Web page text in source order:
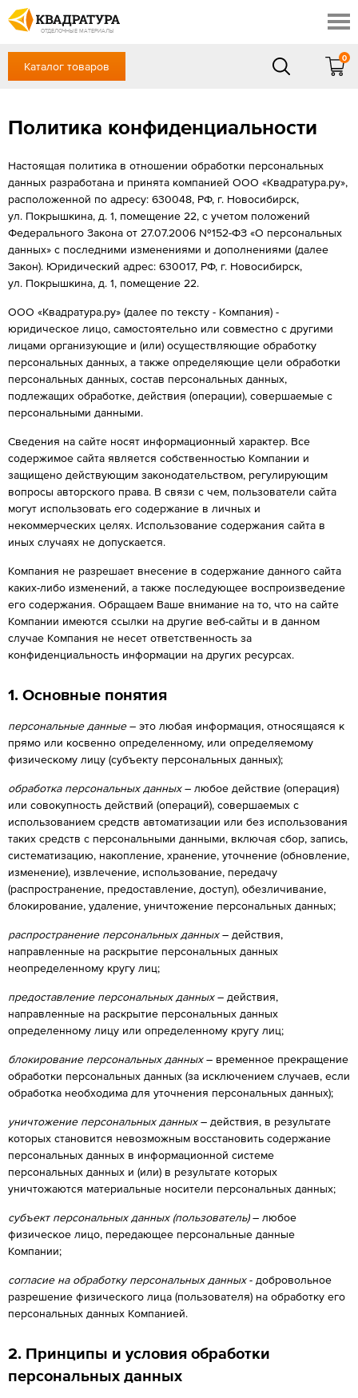
ОТДЕЛОЧНЫЕ МАТЕРИАЛЫ
Профи
Доставка и оплата
Готовые решения
Акции
Отзывы
+7 (3822) 48-94-10
ЗАКАЗАТЬ ЗВОНОК
Вход / Регистрация
Каталог товаров
0
Политика конфиденциальности
Настоящая политика в отношении обработки персональных
данных разработана и принята компанией ООО «Квадратура.ру»,
расположенной по адресу: 630048, РФ, г. Новосибирск,
ул. Покрышкина, д. 1, помещение 22, с учетом положений
Федерального Закона от 27.07.2006 №152-ФЗ «О персональных
данных» с последними изменениями и дополнениями (далее
Закон). Юридический адрес: 630017, РФ, г. Новосибирск,
ул. Покрышкина, д. 1, помещение 22.
ООО «Квадратура.ру» (далее по тексту - Компания) -
юридическое лицо, самостоятельно или совместно с другими
лицами организующие и (или) осуществляющие обработку
персональных данных, а также определяющие цели обработки
персональных данных, состав персональных данных,
подлежащих обработке, действия (операции), совершаемые с
персональными данными.
Сведения на сайте носят информационный характер. Все
содержимое сайта является собственностью Компании и
защищено действующим законодательством, регулирующим
вопросы авторского права. В связи с чем, пользователи сайта
могут использовать его содержание в личных и
некоммерческих целях. Использование содержания сайта в
иных случаях не допускается.
Компания не разрешает внесение в содержание данного сайта
каких-либо изменений, а также последующее воспроизведение
его содержания. Обращаем Ваше внимание на то, что на сайте
Компании имеются ссылки на другие веб-сайты и в данном
случае Компания не несет ответственность за
конфиденциальность информации на других ресурсах.
1. Основные понятия
персональные данные– это любая информация, относящаяся к
прямо или косвенно определенному, или определяемому
физическому лицу (субъекту персональных данных);
обработка персональных данных– любое действие (операция)
или совокупность действий (операций), совершаемых с
использованием средств автоматизации или без использования
таких средств с персональными данными, включая сбор, запись,
систематизацию, накопление, хранение, уточнение (обновление,
изменение), извлечение, использование, передачу
(распространение, предоставление, доступ), обезличивание,
блокирование, удаление, уничтожение персональных данных;
распространение персональных данных– действия,
направленные на раскрытие персональных данных
неопределенному кругу лиц;
предоставление персональных данных– действия,
направленные на раскрытие персональных данных
определенному лицу или определенному кругу лиц;
блокирование персональных данных– временное прекращение
обработки персональных данных (за исключением случаев, если
обработка необходима для уточнения персональных данных);
уничтожение персональных данных– действия, в результате
которых становится невозможным восстановить содержание
персональных данных в информационной системе
персональных данных и (или) в результате которых
уничтожаются материальные носители персональных данных;
субъект персональных данных (пользователь)– любое
физическое лицо, передающее персональные данные
Компании;
согласие на обработку персональных данных- добровольное
разрешение физического лица (пользователя) на обработку его
персональных данных Компанией.
2. Принципы и условия обработки
персональных данных